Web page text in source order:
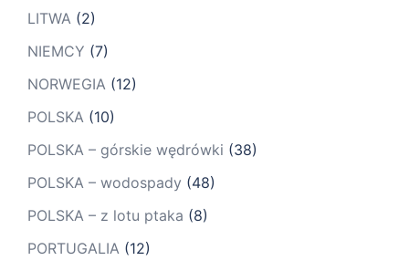
LITWA (2)
NIEMCY (7)
NORWEGIA (12)
POLSKA (10)
POLSKA – górskie wędrówki (38)
POLSKA – wodospady (48)
POLSKA – z lotu ptaka (8)
PORTUGALIA (12)